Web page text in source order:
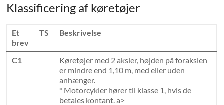
Klassificering af køretøjer
Et
brev
TS Beskrivelse
C1
Køretøjer med 2 aksler, højden på forakslen
er mindre end 1,10 m, med eller uden
anhænger.
* Motorcykler hører til klasse 1, hvis de
betales kontant. a>